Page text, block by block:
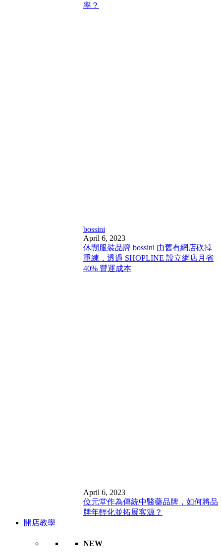
率？
bossini
April 6, 2023
休閒服裝品牌 bossini 由舊有網店砍掉
重練，透過 SHOPLINE 設立網店月省
40% 營運成本
April 6, 2023
位元堂作為傳統中醫藥品牌，如何將品
牌年輕化並拓展客源？
開店教學
NEW